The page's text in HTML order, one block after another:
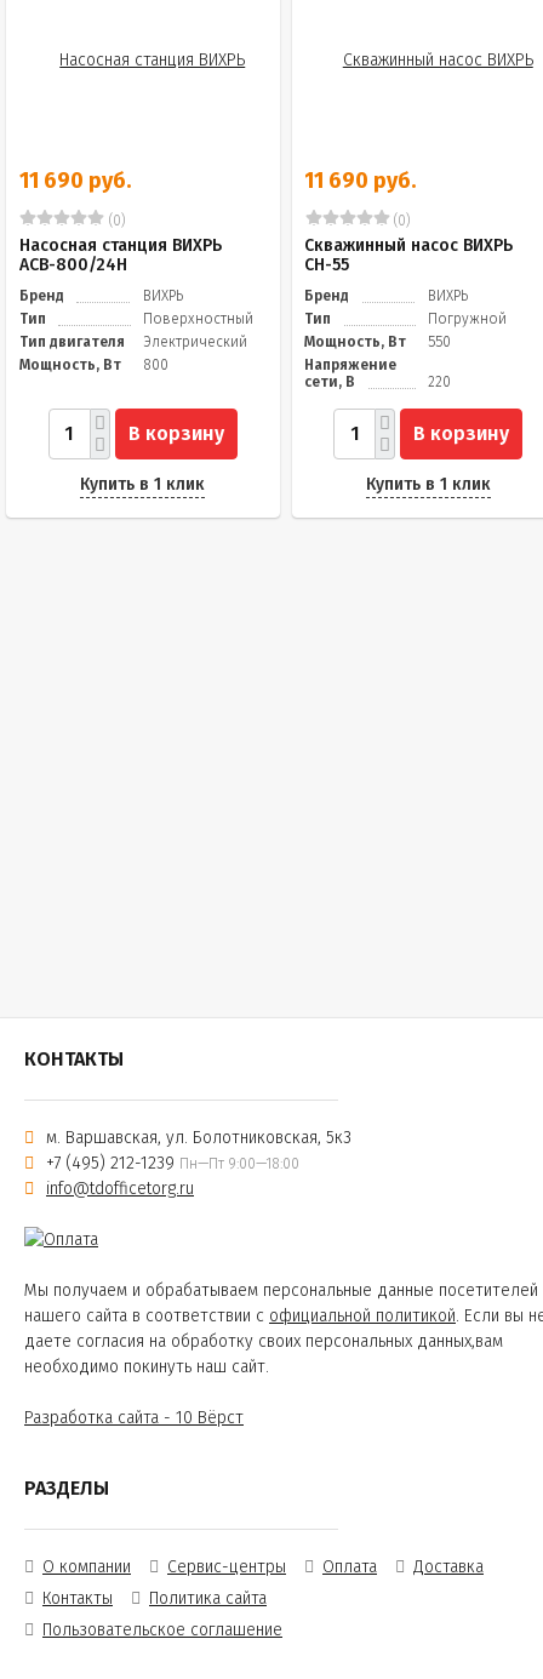
11 690 руб.
(0)
Насосная станция ВИХРЬ
АСВ-800/24Н
Бренд
ВИХРЬ
Тип
Поверхностный
Тип двигателя
Электрический
Мощность, Вт
800
В корзину
Купить в 1 клик
11 690 руб.
(0)
Скважинный насос ВИХРЬ
СН-55
Бренд
ВИХРЬ
Тип
Погружной
Мощность, Вт
550
Напряжение
сети, В
220
В корзину
Купить в 1 клик
КОНТАКТЫ
м. Варшавская, ул. Болотниковская, 5к3
+7 (495) 212-1239 Пн—Пт 9:00—18:00
info@tdofficetorg.ru
Мы получаем и обрабатываем персональные данные посетителей
нашего сайта в соответствии с официальной политикой. Если вы
даете согласия на обработку своих персональных данных,вам
необходимо покинуть наш сайт.
Разработка сайта - 10 Вёрст
РАЗДЕЛЫ
О компании Сервис-центры Оплата
Доставка
Контакты
Политика сайта
Пользовательское соглашение